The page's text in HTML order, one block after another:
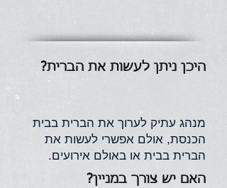
היכן ניתן לעשות את הברית?
מנהג עתיק לערוך את הברית בבית
הכנסת, אולם אפשרי לעשות את
הברית בבית או באולם אירועים.
האם יש צורך במניין?